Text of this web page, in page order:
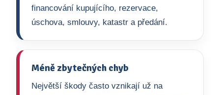
financování kupujícího, rezervace,
úschova, smlouvy, katastr a předání.
Méně zbytečných chyb
Největší škody často vznikají už na